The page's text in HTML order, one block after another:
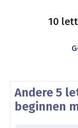
10
Andere 5
beginnen